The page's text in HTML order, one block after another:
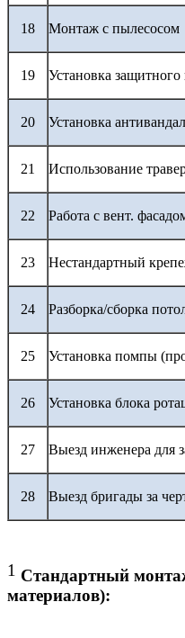
18 Монтаж с пылесосом
19 Установка
20 Установка
21 Использование
22 Работа с вент.
23 Нестандартный
24 Разборка/сборка
25 Установка помпы
26 Установка блока
27 Выезд инженера для
28 Выезд бригады за
1 Стандартный
материалов):